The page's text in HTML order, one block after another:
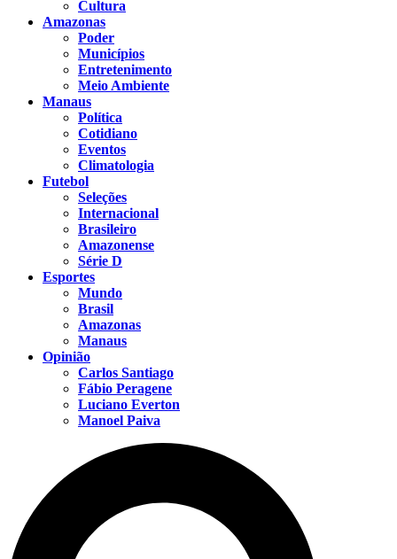
Cultura
Amazonas
Poder
Municípios
Entretenimento
Meio Ambiente
Manaus
Política
Cotidiano
Eventos
Climatologia
Futebol
Seleções
Internacional
Brasileiro
Amazonense
Série D
Esportes
Mundo
Brasil
Amazonas
Manaus
Opinião
Carlos Santiago
Fábio Peragene
Luciano Everton
Manoel Paiva